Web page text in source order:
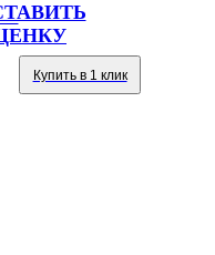
Купить в 1 клик